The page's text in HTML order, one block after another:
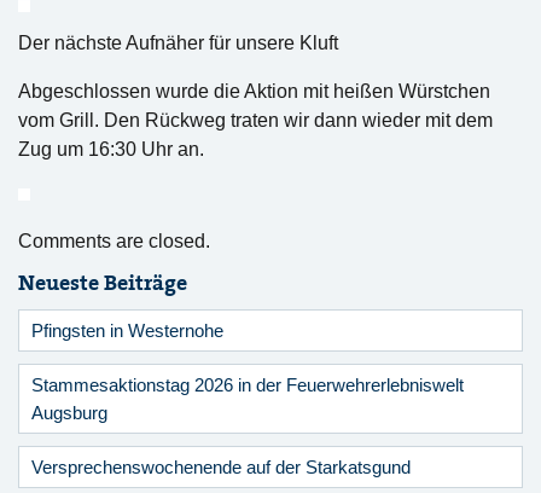
Der nächste Aufnäher für unsere Kluft
Abgeschlossen wurde die Aktion mit heißen Würstchen
vom Grill. Den Rückweg traten wir dann wieder mit dem
Zug um 16:30 Uhr an.
Comments are closed.
Neueste Beiträge
Pfingsten in Westernohe
Stammesaktionstag 2026 in der Feuerwehrerlebniswelt
Augsburg
Versprechenswochenende auf der Starkatsgund